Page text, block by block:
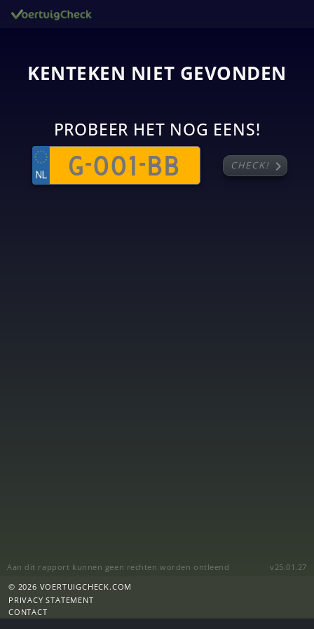
KENTEKEN NIET GEVONDEN
PROBEER HET NOG EENS!
CHECK! chevron_right
Aan dit rapport kunnen geen rechten worden ontleend
v25.01.27
© 2026 VOERTUIGCHECK.COM
PRIVACY STATEMENT
CONTACT